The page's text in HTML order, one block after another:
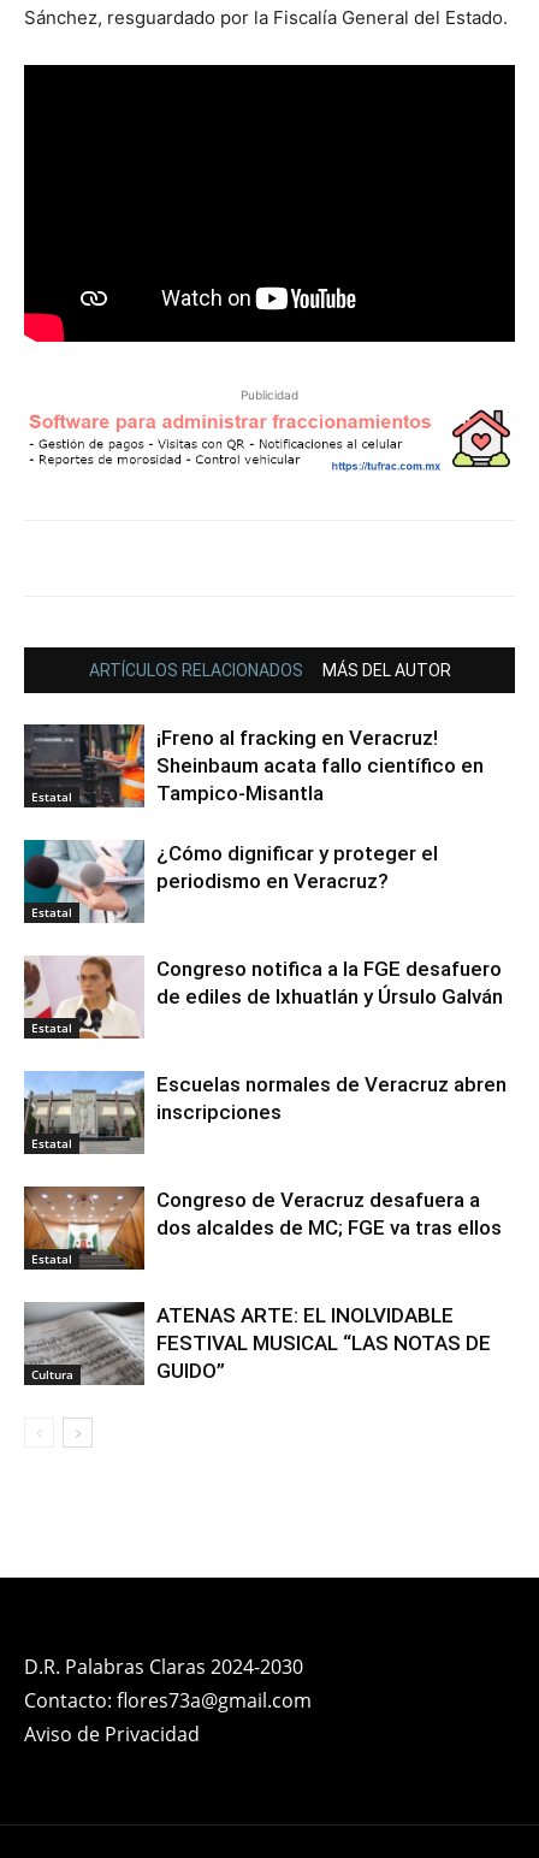
Sánchez, resguardado por la Fiscalía General del Estado.
Publicidad
ARTÍCULOS RELACIONADOS MÁS DEL AUTOR
Estatal
¡Freno al fracking en Veracruz!
Sheinbaum acata fallo científico en
Tampico-Misantla
Estatal
¿Cómo dignificar y proteger el
periodismo en Veracruz?
Estatal
Congreso notifica a la FGE desafuero
de ediles de Ixhuatlán y Úrsulo Galván
Estatal
Escuelas normales de Veracruz abren
inscripciones
Estatal
Congreso de Veracruz desafuera a
dos alcaldes de MC; FGE va tras ellos
Cultura
ATENAS ARTE: EL INOLVIDABLE
FESTIVAL MUSICAL “LAS NOTAS DE
GUIDO”
D.R. Palabras Claras 2024-2030
Contacto: flores73a@gmail.com
Aviso de Privacidad